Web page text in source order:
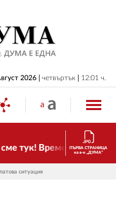
2026 четвъртък 12:01 ч.
Времето сеПЪРВА СТРАНИЦА
на в-к „ДУМА“
ситуация